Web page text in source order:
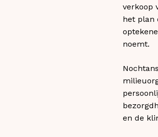
verkoop
het plan
noemt.
en de